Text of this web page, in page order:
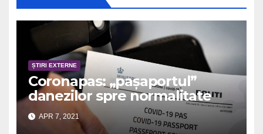
ȘTIRI EXTERNE
Coronapas: „pașaportul”
danezilor spre normalitate
APR 7, 2021